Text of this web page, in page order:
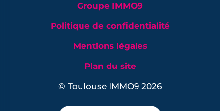
Groupe IMMO9
Politique de confidentialité
Mentions légales
Plan du site
© Toulouse IMMO9 2026